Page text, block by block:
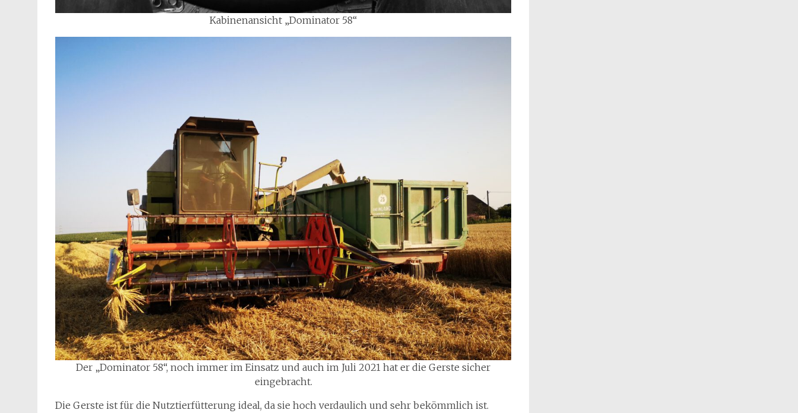
Kabinenansicht „Dominator 58“
Der „Dominator 58“, noch immer im Einsatz und auch im Juli 2021 hat er die Gerste sicher
eingebracht.
Die Gerste ist für die Nutztierfütterung ideal, da sie hoch verdaulich und sehr bekömmlich ist.